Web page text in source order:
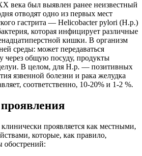
века был выявлен ранее неизвестный
отводят одно из первых мест
гастрита — Helicobacter pylori (Н.р.)
которая инфицирует различные
кишки. В организм
среды: может передаваться
через общую посуду, продукты
В целом, для Н.р. — позитивных
язвенной болезни и рака желудка
соответственно, 10-20% и 1-2 %.
проявляется как местными,
которые, как правило,
обострений: